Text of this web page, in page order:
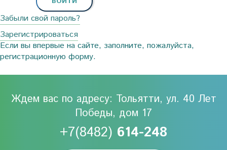
Забыли свой пароль?
Зарегистрироваться
Если вы впервые на сайте, заполните, пожалуйста,
регистрационную форму.
Ждем вас по адресу: Тольятти, ул. 40 Лет
Победы, дом 17
+7(8482) 614-248